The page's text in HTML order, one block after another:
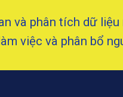
và phân tích dữ liệu
việc và phân bổ